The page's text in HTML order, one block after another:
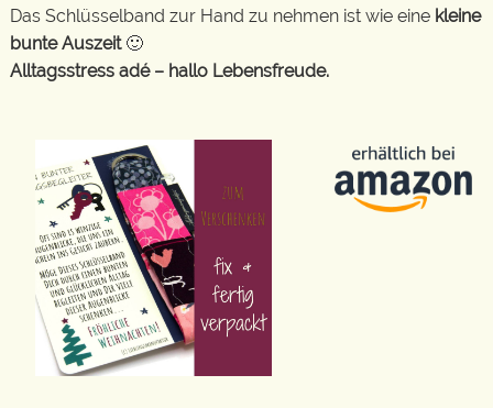
Das Schlüsselband zur Hand zu nehmen ist wie eine kleine
bunte Auszeit🙂
Alltagsstress adé – hallo Lebensfreude.